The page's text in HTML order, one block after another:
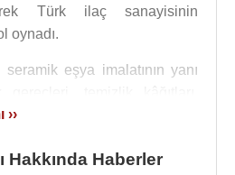
Türk ilaç sanayisinin
oynadı.
seramik eşya imalatının yanı
plastik kökenli
Hakkında Haberler